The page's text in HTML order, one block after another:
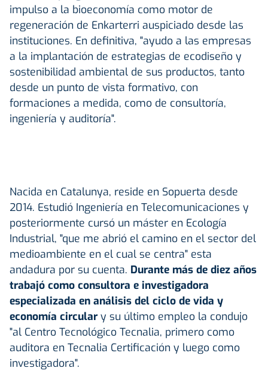
impulso a la bioeconomía como motor de
regeneración de Enkarterri auspiciado desde las
instituciones. En definitiva, "ayudo a las empresas
a la implantación de estrategias de ecodiseño y
sostenibilidad ambiental de sus productos, tanto
desde un punto de vista formativo, con
formaciones a medida, como de consultoría,
ingeniería y auditoría".
Nacida en Catalunya, reside en Sopuerta desde
2014. Estudió Ingeniería en Telecomunicaciones y
posteriormente cursó un máster en Ecología
Industrial, "que me abrió el camino en el sector del
medioambiente en el cual se centra" esta
andadura por su cuenta. Durante más de diez años
trabajó como consultora e investigadora
especializada en análisis del ciclo de vida y
economía circular y su último empleo la condujo
"al Centro Tecnológico Tecnalia, primero como
auditora en Tecnalia Certificación y luego como
investigadora".